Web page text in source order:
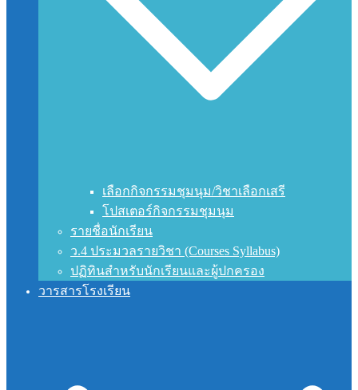
เลือกกิจกรรมชุมนุม/วิชาเลือกเสรี
โปสเตอร์กิจกรรมชุมนุม
รายชื่อนักเรียน
ว.4 ประมวลรายวิชา (Courses Syllabus)
ปฏิทินสำหรับนักเรียนและผู้ปกครอง
วารสารโรงเรียน